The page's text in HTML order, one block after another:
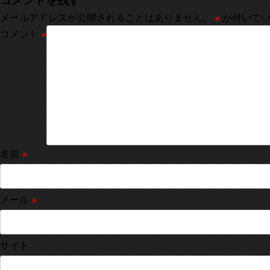
メールアドレスが公開されることはありません。※が付いて
コメント※
名前※
メール※
サイト